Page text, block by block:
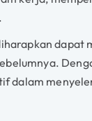
dapat
dalam